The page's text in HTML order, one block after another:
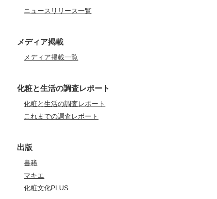
ニュースリリース一覧
メディア掲載
メディア掲載一覧
化粧と生活の調査レポート
化粧と生活の調査レポート
これまでの調査レポート
出版
書籍
マキエ
化粧文化PLUS